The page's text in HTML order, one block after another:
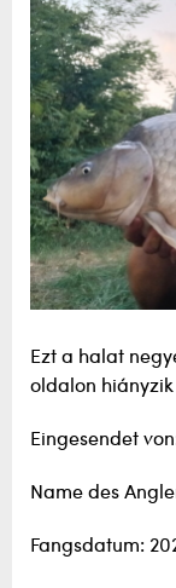
Ezt a halat
oldalon hiányzik
Eingesendet
Name des
Fangsdatum: